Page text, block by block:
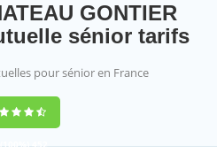
GONTIER
sénior tarifs
pour sénior en France
452